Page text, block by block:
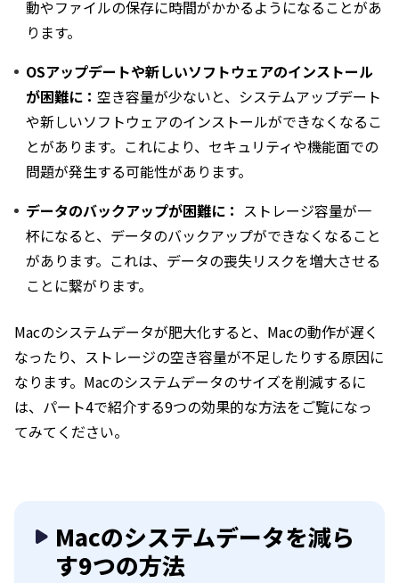
動やファイルの保存に時間がかかるようになることがあ
ります。
OSアップデートや新しいソフトウェアのインストール
が困難に： 空き容量が少ないと、システムアップデート
や新しいソフトウェアのインストールができなくなるこ
とがあります。これにより、セキュリティや機能面での
問題が発生する可能性があります。
データのバックアップが困難に： ストレージ容量が一
杯になると、データのバックアップができなくなること
があります。これは、データの喪失リスクを増大させる
ことに繋がります。
Macのシステムデータが肥大化すると、Macの動作が遅く
なったり、ストレージの空き容量が不足したりする原因に
なります。Macのシステムデータのサイズを削減するに
は、パート4で紹介する9つの効果的な方法をご覧になっ
てみてください。
Macのシステムデータを減ら
す9つの方法